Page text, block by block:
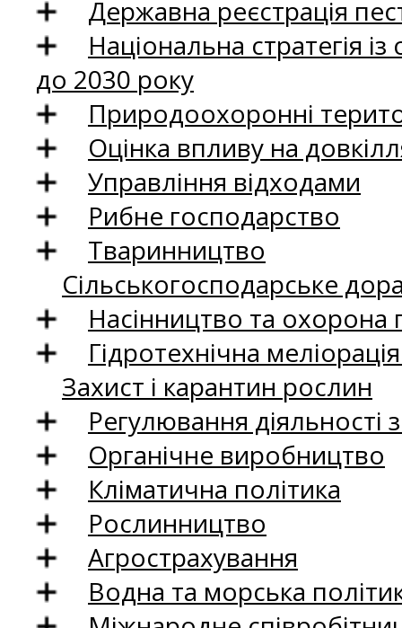
Державна реєстрація
Національна стратегія
до 2030 року
Природоохоронні
Оцінка впливу на
Управління відходами
Рибне господарство
Тваринництво
Сільськогосподарське
Насінництво та
Гідротехнічна
Захист і карантин рослин
Регулювання
Органічне виробництво
Кліматична політика
Рослинництво
Агрострахування
Водна та морська